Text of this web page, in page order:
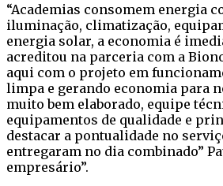
“Academias consomem energia
iluminação, climatização,
energia solar, a economia é
acreditou na parceria com a
aqui com o projeto em
limpa e gerando economia para
muito bem elaborado, equipe
equipamentos de qualidade e
destacar a pontualidade no
entregaram no dia combinado”
empresário”.